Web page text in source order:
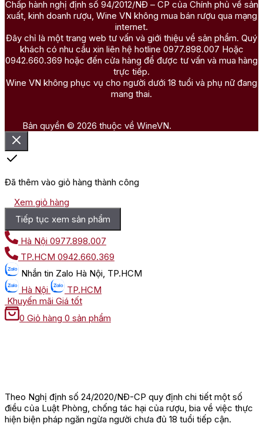
Chấp hành nghị định số 94/2012/NĐ – CP của Chính phủ về sản
xuất, kinh doanh rượu, Wine VN không mua bán rượu qua mạng
internet.
Đây chỉ là một trang web tư vấn và giới thiệu về sản phẩm. Quý
khách có nhu cầu xin liên hệ hotline 0977.898.007 Hoặc
0942.660.369 hoặc đến cửa hàng để được tư vấn và mua hàng
trực tiếp.
Wine VN không phục vụ cho người dưới 18 tuổi và phụ nữ đang
mang thai.
Bản quyền © 2026 thuộc về WineVN.
Đã thêm vào giỏ hàng thành công
Xem giỏ hàng
Tiếp tục xem sản phẩm
Hà Nội 0977.898.007
TP.HCM 0942.660.369
Nhắn tin Zalo Hà Nội, TP.HCM
Hà Nội
TP.HCM
Khuyến mãi Giá tốt
0 Giỏ hàng 0 sản phẩm
Theo Nghị định số 24/2020/NĐ-CP quy định chi tiết một số
điều của Luật Phòng, chống tác hại của rượu, bia về việc thực
hiện biện pháp ngăn ngừa người chưa đủ 18 tuổi tiếp cận.